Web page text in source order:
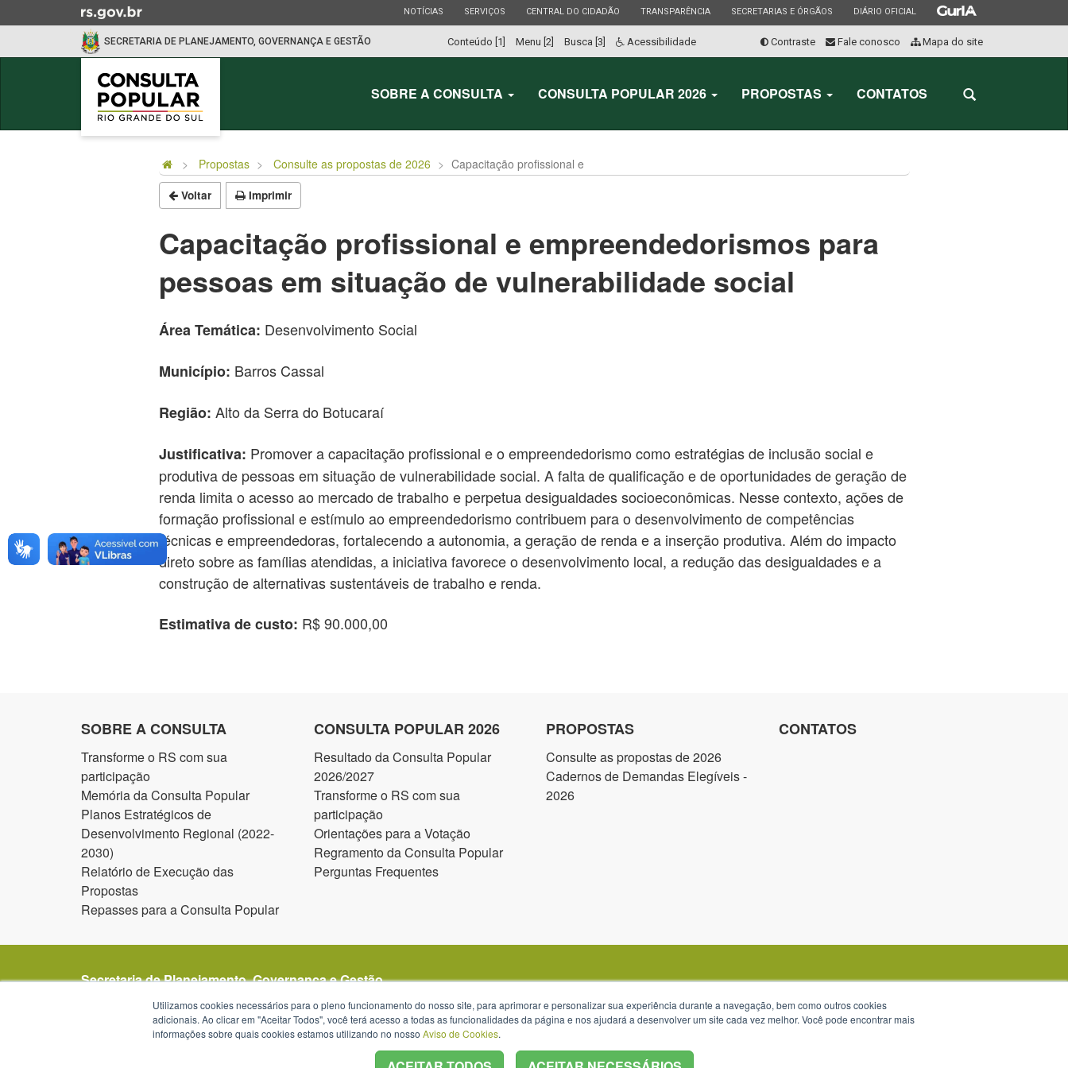
para
ESTADO
NOTÍCIAS ESTADO
SERVIÇOS ESTADO
CENTRAL DO CIDADÃO ESTADO
TRANSPARÊNCIA ESTADO
SECRETARIAS E ÓRGÃOS ESTADO
DIÁRIO OFICIAL ESTADO
SECRETARIA DE PLANEJAMENTO, GOVERNANÇA E GESTÃO Conteúdo [1] Menu [2] Busca [3] Acessibilidade Contraste Fale conosco Mapa do site
Abrir
busca
SOBRE A CONSULTA CONSULTA POPULAR 2026 PROPOSTAS CONTATOS
Propostas Consulte as propostas de 2026 Capacitação profissional e
Voltar Imprimir
Capacitação profissional e empreendedorismos para
pessoas em situação de vulnerabilidade social
Área Temática: Desenvolvimento Social
Município: Barros Cassal
Região: Alto da Serra do Botucaraí
Justificativa: Promover a capacitação profissional e o empreendedorismo como estratégias de inclusão social e
produtiva de pessoas em situação de vulnerabilidade social. A falta de qualificação e de oportunidades de geração de
renda limita o acesso ao mercado de trabalho e perpetua desigualdades socioeconômicas. Nesse contexto, ações de
formação profissional e estímulo ao empreendedorismo contribuem para o desenvolvimento de competências
técnicas e empreendedoras, fortalecendo a autonomia, a geração de renda e a inserção produtiva. Além do impacto
direto sobre as famílias atendidas, a iniciativa favorece o desenvolvimento local, a redução das desigualdades e a
construção de alternativas sustentáveis de trabalho e renda.
Estimativa de custo: R$ 90.000,00
SOBRE A CONSULTA
Transforme o RS com sua
participação
Memória da Consulta Popular
Planos Estratégicos de
Desenvolvimento Regional (2022-
2030)
Relatório de Execução das
Propostas
Repasses para a Consulta Popular
CONSULTA POPULAR 2026
Resultado da Consulta Popular
2026/2027
Transforme o RS com sua
participação
Orientações para a Votação
Regramento da Consulta Popular
Perguntas Frequentes
PROPOSTAS
Consulte as propostas de 2026
Cadernos de Demandas Elegíveis -
2026
CONTATOS
Secretaria de Planejamento, Governança e Gestão
Avenida Borges de Medeiros 1501
1º, 2º, 19º, 20º e 21º andar
Porto Alegre - RS -
mapa
Utilizamos cookies necessários para o pleno funcionamento do nosso site, para aprimorar e personalizar sua experiência durante a navegação, bem como outros cookies
adicionais. Ao clicar em "Aceitar Todos", você terá acesso a todas as funcionalidades da página e nos ajudará a desenvolver um site cada vez melhor. Você pode encontrar mais
informações sobre quais cookies estamos utilizando no nosso Aviso de Cookies.